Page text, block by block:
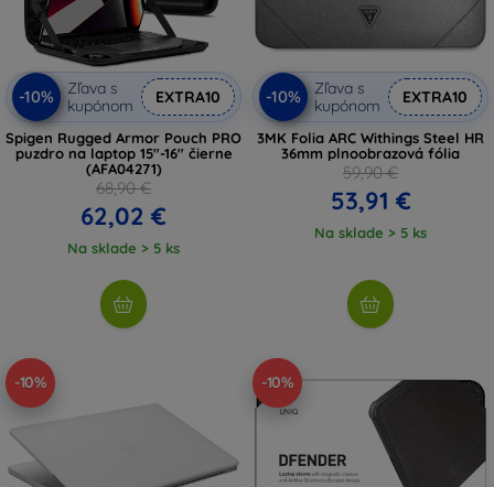
-10%
Zľava s
kupónom
EXTRA10
Spigen Rugged Armor Pouch PRO
puzdro na laptop 15"-16" čierne
(AFA04271)
68,90 €
62,02 €
Na sklade > 5 ks
-10%
Zľava s
kupónom
EXTRA10
3MK Folia ARC Withings Steel HR
36mm plnoobrazová fólia
59,90 €
53,91 €
Na sklade > 5 ks
-10% -10%